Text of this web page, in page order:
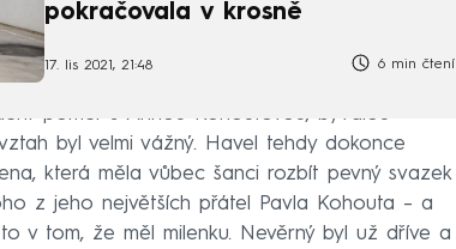
pokračovala v krosně
17. lis 2021, 21:48 6 min čtení
poměr s Annou Kohoutovou, bývalou
byl velmi vážný. Havel tehdy dokonce
která měla vůbec šanci rozbít pevný svazek
z jeho největších přátel Pavla Kohouta – a
v tom, že měl milenku. Nevěrný byl už dříve a